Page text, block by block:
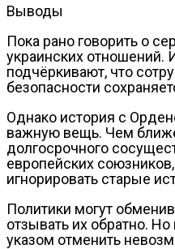
Выводы
Пока рано говорить о
украинских отношений.
подчёркивают, что
безопасности
Однако история с
важную вещь. Чем
долгосрочного
европейских
игнорировать старые
Политики могут
отзывать их обратно.
указом отменить